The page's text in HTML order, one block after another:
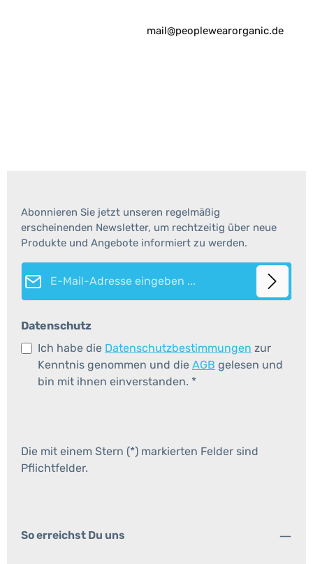
mail@peoplewearorganic.de
Abonnieren Sie jetzt unseren regelmäßig
erscheinenden Newsletter, um rechtzeitig über neue
Produkte und Angebote informiert zu werden.
E-Mail-Adresse*
Datenschutz
Ich habe die Datenschutzbestimmungen zur
Kenntnis genommen und die AGB gelesen und
bin mit ihnen einverstanden. *
Die mit einem Stern (*) markierten Felder sind
Pflichtfelder.
So erreichst Du uns